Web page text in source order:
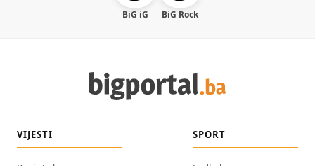
BiG iG BiG Rock
VIJESTI SPORT